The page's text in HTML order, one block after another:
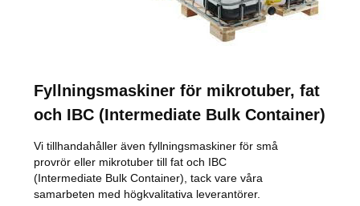
Fyllningsmaskiner för mikrotuber, fat
och IBC (Intermediate Bulk Container)
Vi tillhandahåller även fyllningsmaskiner för små
provrör eller mikrotuber till fat och IBC
(Intermediate Bulk Container), tack vare våra
samarbeten med högkvalitativa leverantörer.